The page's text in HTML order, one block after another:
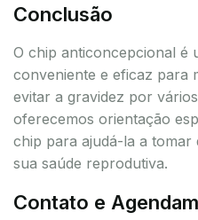
Conclusão
O chip anticoncepcional é
conveniente e eficaz para
evitar a gravidez por
oferecemos orientação
chip para ajudá-la a tomar
sua saúde reprodutiva.
Contato e